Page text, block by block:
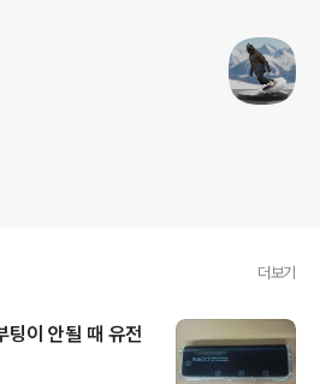
더보기
팅이 안될 때 유전